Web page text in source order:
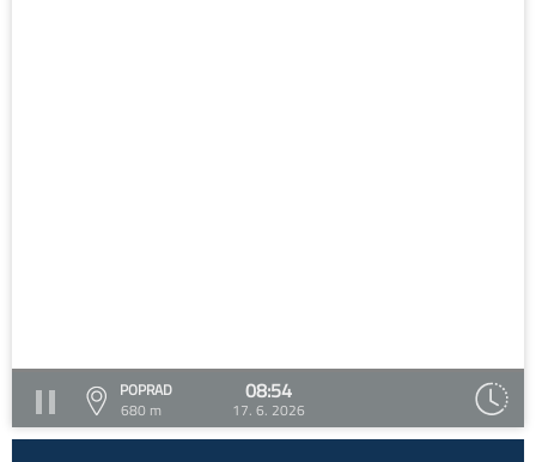
POPRAD
680 m
08:54
17. 6. 2026